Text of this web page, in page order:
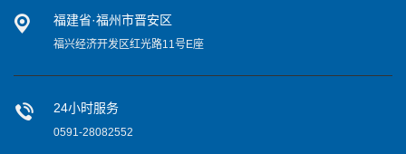
福建省·福州市晋安区
福兴经济开发区红光路11号E座
24小时服务
0591-28082552